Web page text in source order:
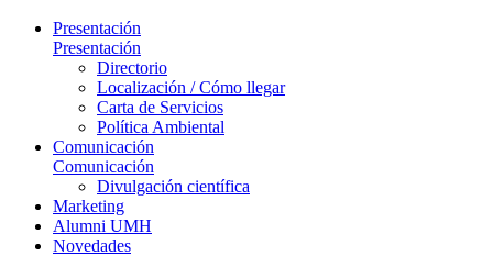
Presentación
Presentación
Directorio
Localización / Cómo llegar
Carta de Servicios
Política Ambiental
Comunicación
Comunicación
Divulgación científica
Marketing
Alumni UMH
Novedades